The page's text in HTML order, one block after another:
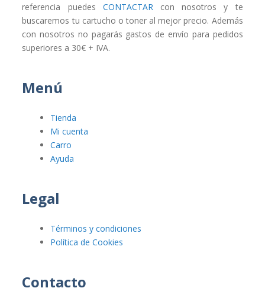
referencia puedes CONTACTARcon nosotros y te
buscaremos tu cartucho o toner al mejor precio. Además
con nosotros no pagarás gastos de envío para pedidos
superiores a 30€ + IVA.
Menú
Tienda
Mi cuenta
Carro
Ayuda
Legal
Términos y condiciones
Política de Cookies
Contacto